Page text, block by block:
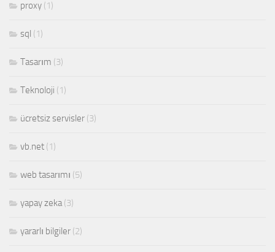
proxy (1)
sql (1)
Tasarım (3)
Teknoloji (1)
ücretsiz servisler (3)
vb.net (1)
web tasarımı (5)
yapay zeka(3)
yararlı bilgiler (2)